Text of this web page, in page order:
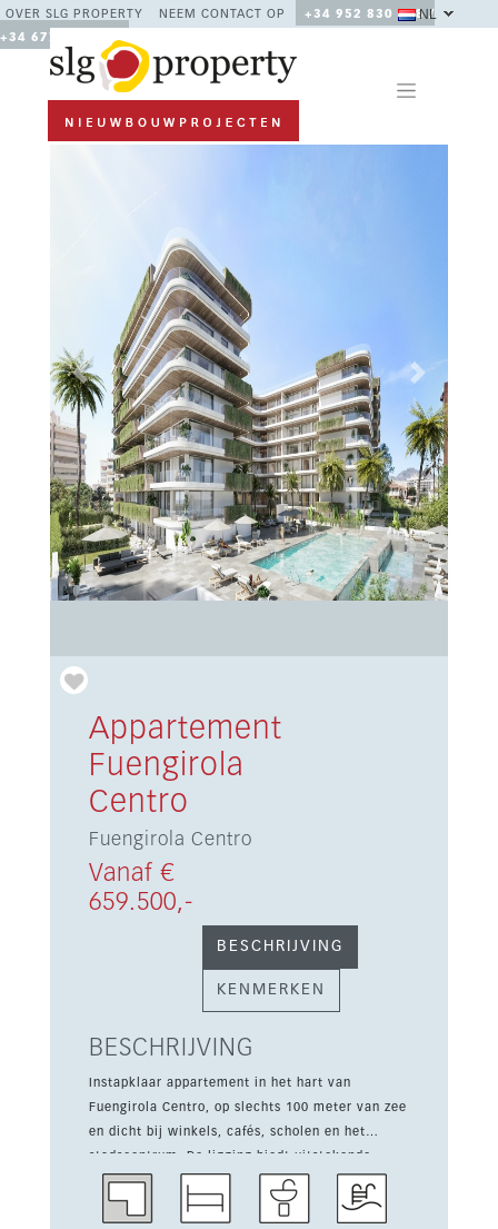
OVER SLG PROPERTY NEEM CONTACT OP
+34 952 830 378 /
+34 677 670 480
NL
Previous Next
Appartement
Fuengirola
Centro
Fuengirola Centro
Vanaf €
659.500,-
BESCHRIJVING
KENMERKEN
BESCHRIJVING
Instapklaar appartement in het hart van
Fuengirola Centro, op slechts 100 meter van zee
en dicht bij winkels, cafés, scholen en het
stadscentrum. De ligging biedt uitstekende
verbindingen, met Málaga en de luchthaven in
het oosten en Marbella in het westen, ideaal